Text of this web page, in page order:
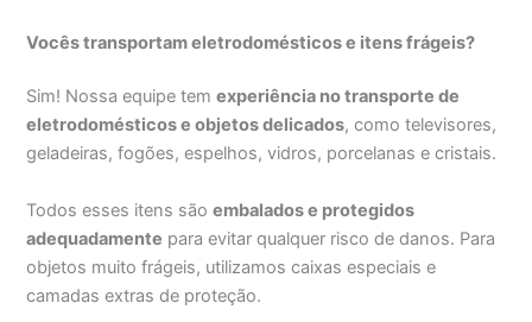
Vocês transportam eletrodomésticos e itens frágeis?
Sim! Nossa equipe temexperiência no transporte de
eletrodomésticos e objetos delicados, como televisores,
geladeiras, fogões, espelhos, vidros, porcelanas e cristais.
Todos esses itens sãoembalados e protegidos
adequadamente para evitar qualquer risco de danos. Para
objetos muito frágeis, utilizamos caixas especiais e
camadas extras de proteção.